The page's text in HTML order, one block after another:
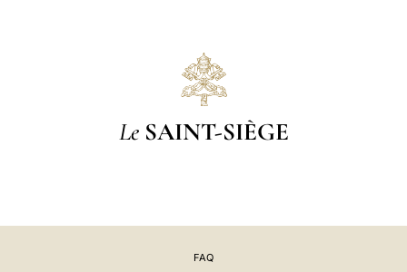
Le SAINT-SIÈGE
FAQ